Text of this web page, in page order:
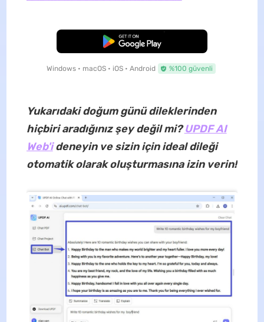
Ücretsiz İndirme
Windows • macOS • iOS • Android %100 güvenli
Yukarıdaki doğum günü dileklerinden
hiçbiri aradığınız şey değil mi?UPDF AI
Web'ideneyin ve sizin için ideal dileği
otomatik olarak oluşturmasına izin verin!